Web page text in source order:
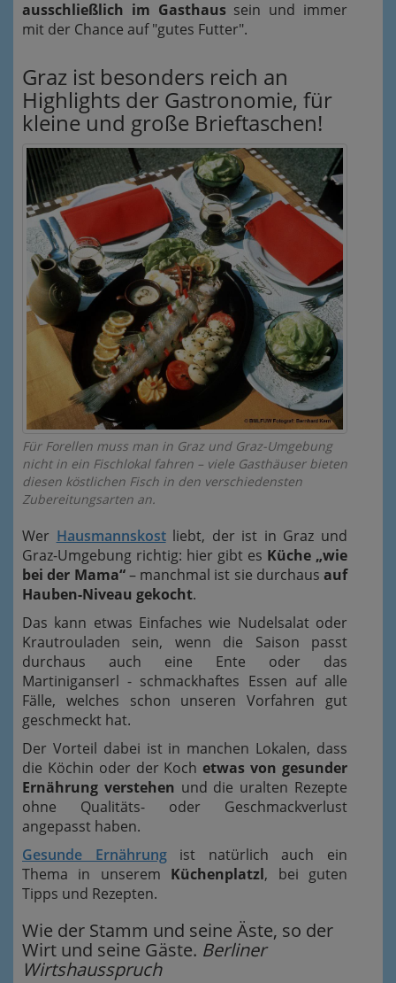
ausschließlich im Gasthaussein und immer
mit der Chance auf "gutes Futter".
Graz ist besonders reich an
Highlights der Gastronomie, für
kleine und große Brieftaschen!
Für Forellen muss man in Graz und Graz-Umgebung
nicht in ein Fischlokal fahren – viele Gasthäuser bieten
diesen köstlichen Fisch in den verschiedensten
Zubereitungsarten an.
Wer Hausmannskostliebt, der ist in Graz und
Graz-Umgebung richtig: hier gibt es Küche „wie
bei der Mama“– manchmal ist sie durchaus auf
Hauben-Niveau gekocht.
Das kann etwas Einfaches wie Nudelsalat oder
Krautrouladen sein, wenn die Saison passt
durchaus auch eine Ente oder das
Martiniganserl - schmackhaftes Essen auf alle
Fälle, welches schon unseren Vorfahren gut
geschmeckt hat.
Der Vorteil dabei ist in manchen Lokalen, dass
die Köchin oder der Kochetwas von gesunder
Ernährung verstehen und die uralten Rezepte
ohne Qualitäts- oder Geschmackverlust
angepasst haben.
Gesunde Ernährungist natürlich auch ein
Thema in unserem Küchenplatzl, bei guten
Tipps und Rezepten.
Wie der Stamm und seine Äste, so der
Wirt und seine Gäste. Berliner
Wirtshausspruch